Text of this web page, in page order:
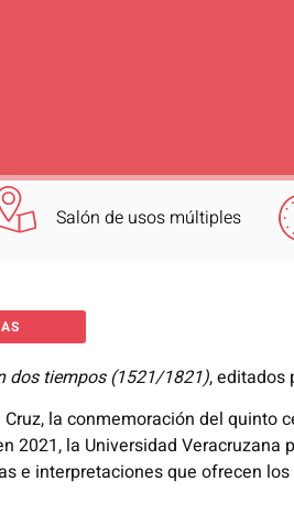
Salón de usos múltiples
dos tiempos (1521/1821), editados
la conmemoración del quinto
la Universidad Veracruzana
e interpretaciones que ofrecen